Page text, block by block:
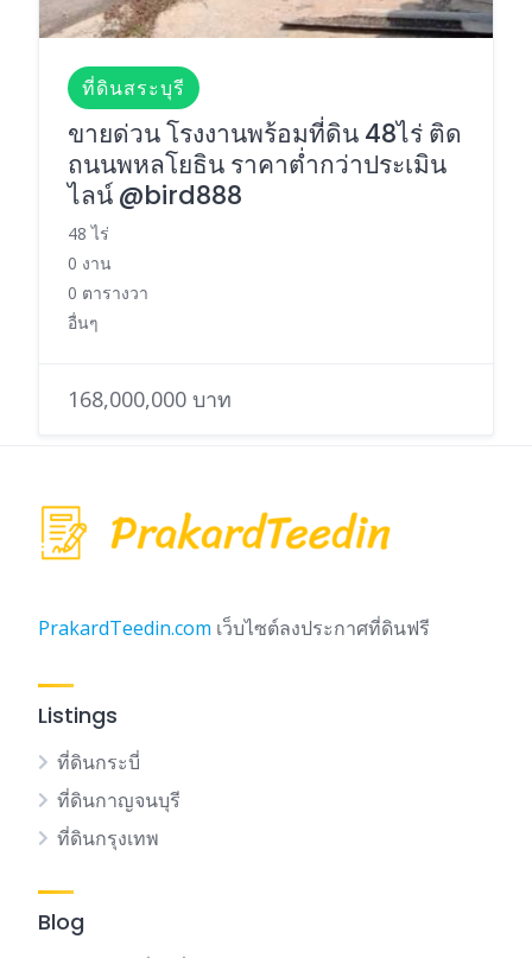
ที่ดินสระบุรี
ขายด่วน โรงงานพร้อมที่ดิน 48ไร่ ติด
ถนนพหลโยธิน ราคาต่ำกว่าประเมิน
ไลน์ @bird888
48 ไร่
0 งาน
0 ตารางวา
อื่นๆ
168,000,000 บาท
PrakardTeedin.com เว็บไซต์ลงประกาศที่ดินฟรี
Listings
ที่ดินกระบี่
ที่ดินกาญจนบุรี
ที่ดินกรุงเทพ
Blog